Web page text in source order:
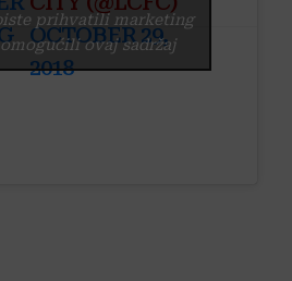
OCTOBER 29,
2018
prihvatili marketing
ovaj sadržaj